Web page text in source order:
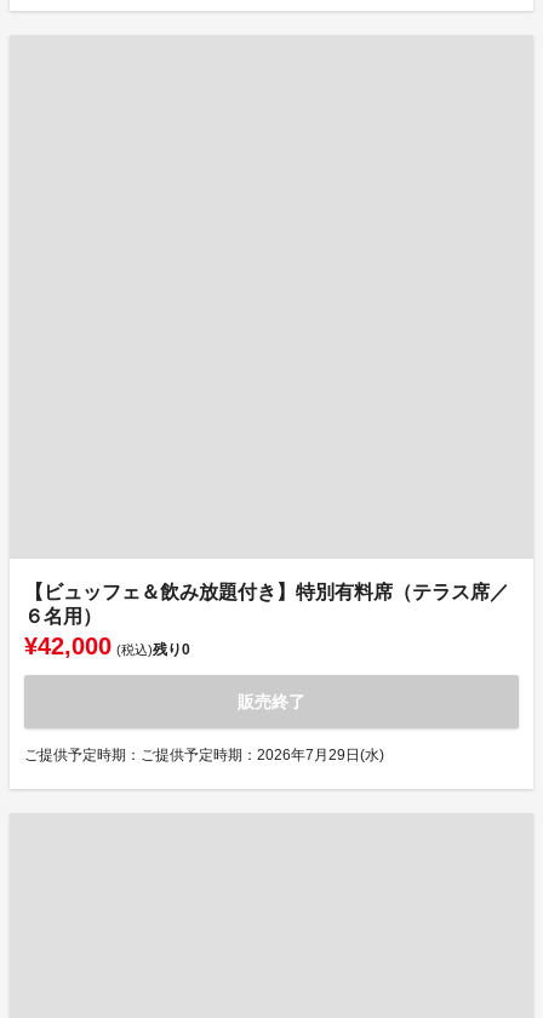
【ビュッフェ＆飲み放題付き】特別有料席（テラス席／
６名用）
¥42,000 (税込)残り0
販売終了
ご提供予定時期：ご提供予定時期：2026年7月29日(水)